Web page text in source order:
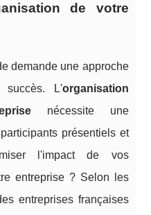
de votre
demande une approche
succès. L'organisation
nécessite une
présentiels et
l'impact de vos
entreprise ? Selon les
entreprises françaises